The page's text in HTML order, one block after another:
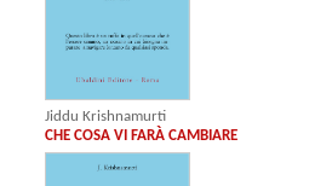
Jiddu Krishnamurti
CHE COSA VI FARÀ CAMBIARE